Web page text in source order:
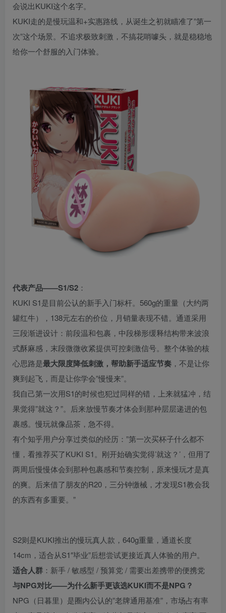
会说出KUKI这个名字。
KUKI走的是慢玩温和+实惠路线，从诞生之初就瞄准了”第一
次”这个场景。不追求极致刺激，不搞花哨噱头，就是稳稳地
给你一个舒服的入门体验。
代表产品——S1/S2 ：
KUKI S1是目前公认的新手入门标杆。560g的重量（大约两
罐红牛），138元左右的价位，月销量表现不错。通道采用
三段渐进设计：前段温和包裹，中段梯形缓释结构带来波浪
式酥麻感，末段微微收紧提供可控刺激信号。整个体验的核
心思路是最大限度降低刺激，帮助新手适应节奏 ，不是让你
爽到起飞，而是让你学会”慢慢来”。
我自己第一次用S1的时候也犯过同样的错，上来就猛冲，结
果觉得”就这？”。后来放慢节奏才体会到那种层层递进的包
裹感。慢玩就像品茶，急不得。
有个知乎用户分享过类似的经历：”第一次买杯子什么都不
懂，看推荐买了KUKI S1。刚开始确实觉得’就这？’，但用了
两周后慢慢体会到那种包裹感和节奏控制，原来慢玩才是真
的爽。后来借了朋友的R20，三分钟缴械，才发现S1教会我
的东西有多重要。”
S2则是KUKI推出的慢玩真人款，640g重量，通道长度
14cm，适合从S1″毕业”后想尝试更接近真人体验的用户。
适合人群 ：新手 / 敏感型 / 预算党 / 需要出差携带的便携党
与NPG对比——为什么新手更该选KUKI而不是NPG？
NPG（日暮里）是圈内公认的”老牌通用基准”，市场占有率